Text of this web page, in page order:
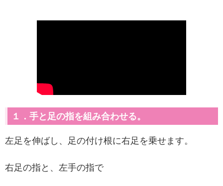
１．手と足の指を組み合わせる。
左足を伸ばし、足の付け根に右足を乗せます。
右足の指と、左手の指で